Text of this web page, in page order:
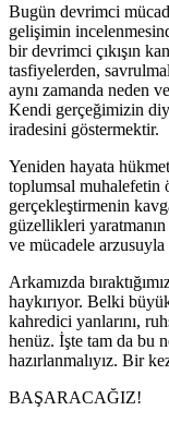
Bugün devrimci
gelişimin
bir devrimci çıkışın
tasfiyelerden,
aynı zamanda neden
Kendi gerçeğimizin
iradesini göstermektir.
Yeniden hayata
toplumsal muhalefetin
gerçekleştirmenin
güzellikleri
ve mücadele
Arkamızda
haykırıyor. Belki
kahredici yanlarını,
henüz. İşte tam da bu
hazırlanmalıyız. Bir
BAŞARACAĞIZ!